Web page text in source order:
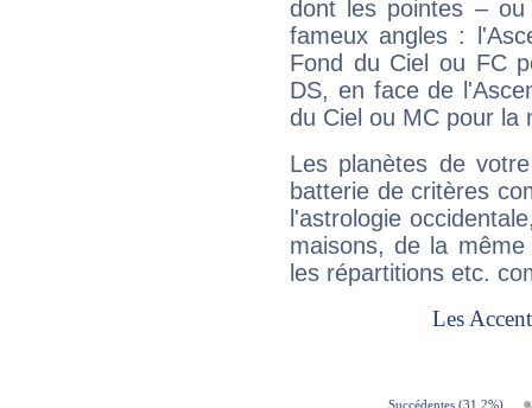
dont les pointes –
fameux angles :
Fond du Ciel ou FC
DS, en face de
du Ciel ou MC pour la
Les planètes de
batterie de critères
l'astrologie
maisons, de la
les répartitions etc.